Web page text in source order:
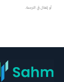
أو إغفال في الترجمة.
عند الضرورة، يرجى استشارة مستشار